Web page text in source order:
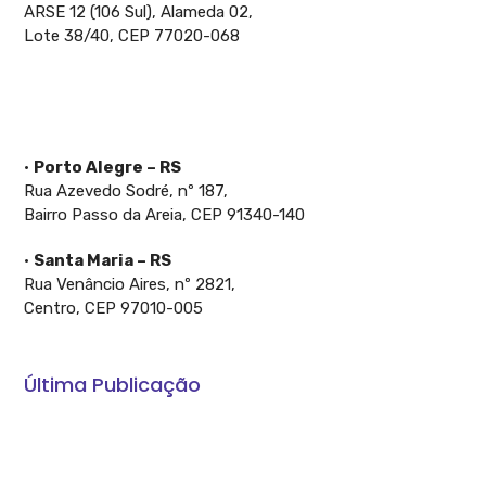
ARSE 12 (106 Sul), Alameda 02,
Lote 38/40, CEP 77020-068
• Porto Alegre – RS
Rua Azevedo Sodré, nº 187,
Bairro Passo da Areia, CEP 91340-140
• Santa Maria – RS
Rua Venâncio Aires, nº 2821,
Centro, CEP 97010-005
Última Publicação